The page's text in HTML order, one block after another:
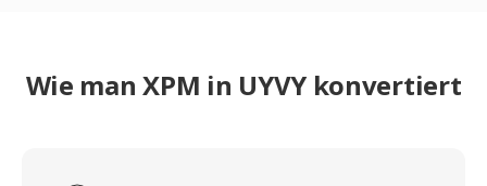
Wie man XPM in UYVY konvertiert